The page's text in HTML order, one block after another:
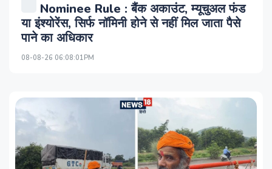
Nominee Rule : बैंक अकाउंट, म्यूचुअल फंड
या इंश्योरेंस, सिर्फ नॉमिनी होने से नहीं मिल जाता पैसे
पाने का अधिकार
08-08-26 06:08:01PM